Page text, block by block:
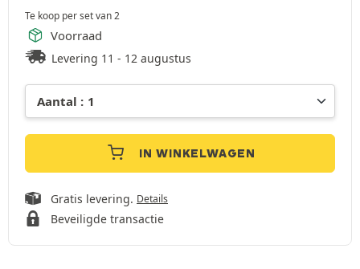
Te koop per set van 2
Voorraad
Levering 11 - 12 augustus
IN WINKELWAGEN
Gratis levering. Details
Beveiligde transactie